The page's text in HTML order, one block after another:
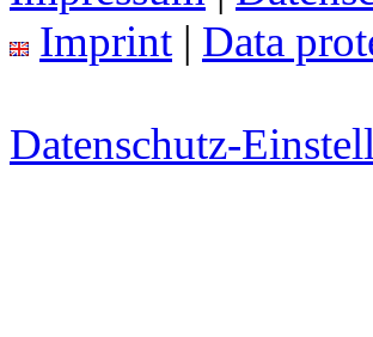
Imprint | Data
Datenschutz-